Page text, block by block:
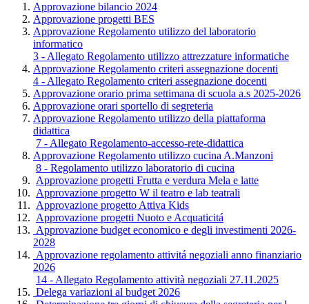
Approvazione bilancio 2024
Approvazione progetti BES
Approvazione Regolamento utilizzo del laboratorio
informatico
3 - Allegato Regolamento utilizzo attrezzature informatiche
Approvazione Regolamento criteri assegnazione docenti
4 - Allegato Regolamento criteri assegnazione docenti
Approvazione orario prima settimana di scuola a.s 2025-2026
Approvazione orari sportello di segreteria
Approvazione Regolamento utilizzo della piattaforma
didattica
7 - Allegato Regolamento-accesso-rete-didattica
Approvazione Regolamento utilizzo cucina A.Manzoni
8 - Regolamento utilizzo laboratorio di cucina
Approvazione progetti Frutta e verdura Mela e latte
Approvazione progetto W il teatro e lab teatrali
Approvazione progetto Attiva Kids
Approvazione progetti Nuoto e Acquaticitá
Approvazione budget economico e degli investimenti 2026-
2028
Approvazione regolamento attivitá negoziali anno finanziario
2026
14 - Allegato Regolamento attività negoziali 27.11.2025
Delega variazioni al budget 2026